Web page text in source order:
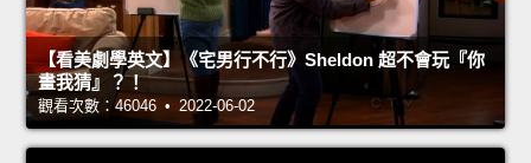
【看美劇學英文】《宅男行不行》Sheldon 超不會玩『你
畫我猜』？！
觀看次數：46046 • 2022-06-02